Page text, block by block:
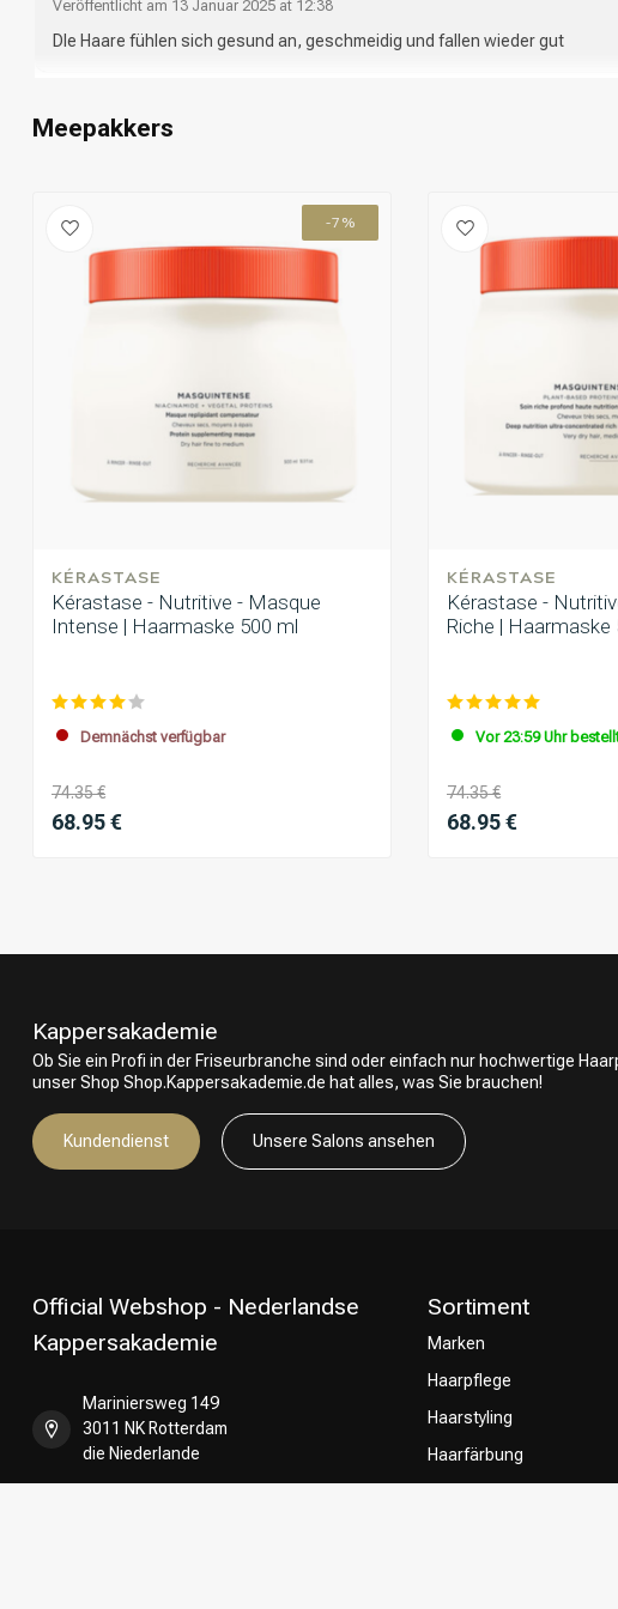
Veröffentlicht am 13 Januar 2025 at 12:38
DIe Haare fühlen sich gesund an, geschmeidig und fallen wieder gut
Meepakkers
-7%
KÉRASTASE
Kérastase - Nutritive - Masque
Intense | Haarmaske 500 ml
Demnächst verfügbar
74.35 €
68.95 €
KÉRASTASE
Kérastase -
Riche | Haarmaske
Vor 23:59 Uhr
74.35 €
68.95 €
Kappersakademie
Ob Sie ein Profi in der Friseurbranche sind oder einfach nur hochwertige
unser Shop Shop.Kappersakademie.de hat alles, was Sie brauchen!
Kundendienst Unsere Salons ansehen
Official Webshop - Nederlandse
Kappersakademie
Mariniersweg 149
3011 NK Rotterdam
die Niederlande
Sortiment
Marken
Haarpflege
Haarstyling
Haarfärbung